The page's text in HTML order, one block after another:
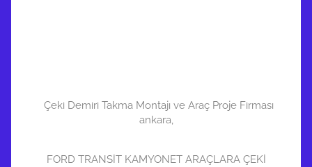
Çeki Demiri Takma Montajı ve Araç Proje Firması
ankara,
FORD TRANSİT KAMYONET ARAÇLARA ÇEKİ